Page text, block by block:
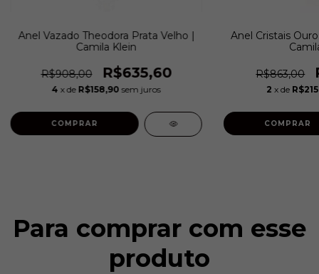
Anel Vazado Theodora Prata Velho |
Camila Klein
R$908,00 R$635,60
4 x de R$158,90 sem juros
COMPRAR
Anel Cristais
R$863,00
2 x de
COMPRAR
Para comprar com esse
produto